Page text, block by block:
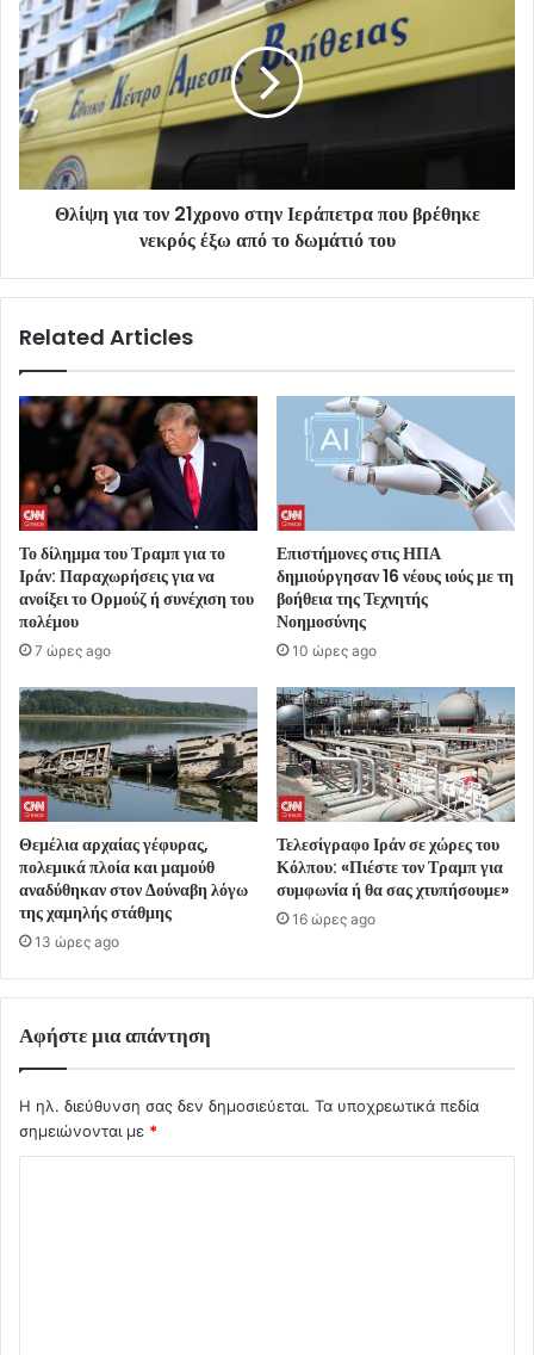
Θλίψη για τον 21χρονο στην Ιεράπετρα που βρέθηκε
νεκρός έξω από το δωμάτιό του
Related Articles
Το δίλημμα του Τραμπ για το
Ιράν: Παραχωρήσεις για να
ανοίξει το Ορμούζ ή συνέχιση του
πολέμου
7 ώρες ago
Επιστήμονες στις ΗΠΑ
δημιούργησαν 16 νέους ιούς με τη
βοήθεια της Τεχνητής
Νοημοσύνης
10 ώρες ago
Θεμέλια αρχαίας γέφυρας,
πολεμικά πλοία και μαμούθ
αναδύθηκαν στον Δούναβη λόγω
της χαμηλής στάθμης
13 ώρες ago
Τελεσίγραφο Ιράν σε χώρες του
Κόλπου: «Πιέστε τον Τραμπ για
συμφωνία ή θα σας χτυπήσουμε»
16 ώρες ago
Αφήστε μια απάντηση
Η ηλ. διεύθυνση σας δεν δημοσιεύεται. Τα υποχρεωτικά πεδία
σημειώνονται με *